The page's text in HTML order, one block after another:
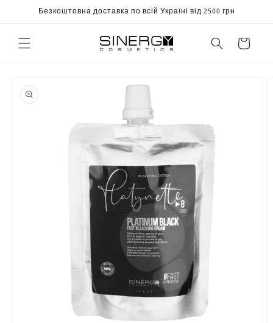
Безкоштовна доставка по всій Україні від 2500 грн
Корзина
інформації
про